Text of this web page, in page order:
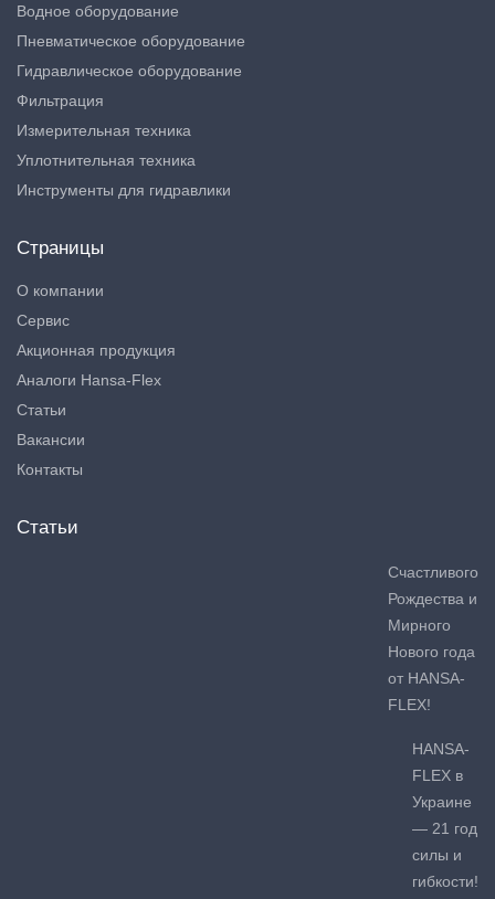
Водное оборудование
Пневматическое оборудование
Гидравлическое оборудование
Фильтрация
Измерительная техника
Уплотнительная техника
Инструменты для гидравлики
Страницы
О компании
Сервис
Акционная продукция
Аналоги Hansa-Flex
Статьи
Вакансии
Контакты
Статьи
Счастливого
Рождества и
Мирного
Нового года
от HANSA-
FLEX!
HANSA-
FLEX в
Украине
— 21 год
силы и
гибкости!